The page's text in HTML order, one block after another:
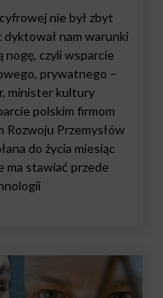
nie był zbyt
nam warunki
czyli wsparcie
prywatnego –
minister kultury
polskim firmom
Rozwoju Przemysłów
do życia miesiąc
ma stawiać przede